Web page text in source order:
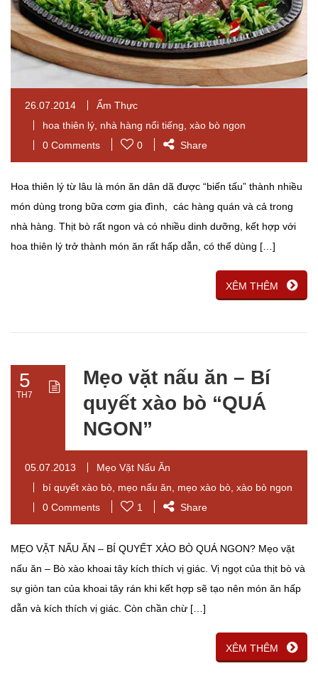
26.07.2014
Ẩm Thực
hoa thiên lý, nhà hàng nổi tiếng, xào bò ngon
0 Comments
0 Share
Hoa thiên lý từ lâu là món ăn dân dã được “biến tấu” thành nhiều
món dùng trong bữa cơm gia đình, các hàng quán và cả trong
nhà hàng. Thịt bò rất ngon và có nhiều dinh dưỡng, kết hợp với
hoa thiên lý trở thành món ăn rất hấp dẫn, có thể dùng […]
XÊM THÊM
5
TH7
Mẹo vặt nấu ăn – Bí
quyết xào bò “QUÁ
NGON”
05.07.2013
Mẹo Vặt Nấu Ăn
bí quyết xào bò, mẹo nấu ăn, mẹo xào bò, xào bò ngon
0 Comments
1 Share
MẸO VẶT NẤU ĂN – BÍ QUYẾT XÀO BÒ QUÁ NGON? Mẹo vặt
nấu ăn – Bò xào khoai tây kích thích vị giác. Vị ngọt của thịt bò và
sự giòn tan của khoai tây rán khi kết hợp sẽ tạo nên món ăn hấp
dẫn và kích thích vị giác. Còn chần chừ […]
XÊM THÊM